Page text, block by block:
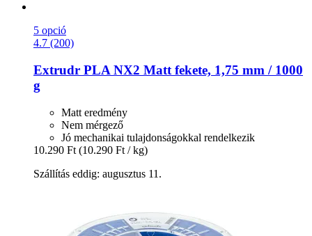
5 opció
4.7 (200)
Extrudr PLA NX2 Matt fekete, 1,75 mm / 1000
g
Matt eredmény
Nem mérgező
Jó mechanikai tulajdonságokkal rendelkezik
10.290 Ft (10.290 Ft / kg)
Szállítás eddig: augusztus 11.